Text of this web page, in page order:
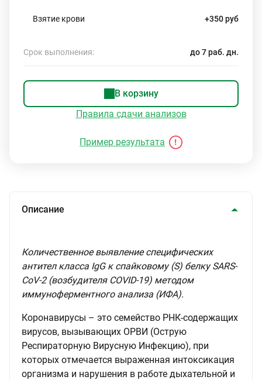
Взятие крови +350 руб
Срок выполнения: до 7 раб. дн.
В корзину
Правила сдачи анализов
Пример результата
Описание
Количественное выявление специфических
антител класса IgG к спайковому (S) белку SARS-
CoV-2 (возбудителя COVID-19) методом
иммуноферментного анализа (ИФА).
Коронавирусы – это семейство РНК-содержащих
вирусов, вызывающих ОРВИ (Острую
Респираторную Вирусную Инфекцию), при
которых отмечается выраженная интоксикация
организма и нарушения в работе дыхательной и